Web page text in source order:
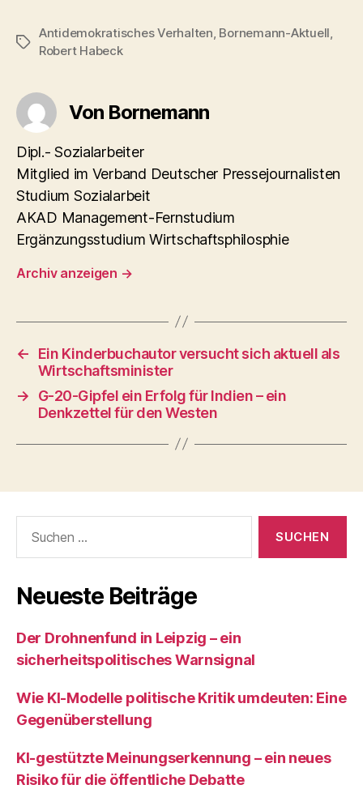
Schlagwörter
Antidemokratisches Verhalten Bornemann-Aktuell
Robert Habeck
Von Bornemann
Dipl.- Sozialarbeiter
Mitglied im Verband Deutscher Pressejournalisten
Studium Sozialarbeit
AKAD Management-Fernstudium
Ergänzungsstudium Wirtschaftsphilosphie
Archiv anzeigen →
←
Ein Kinderbuchautor versucht sich aktuell als
Wirtschaftsminister
→
G-20-Gipfel ein Erfolg für Indien – ein
Denkzettel für den Westen
nach:
Neueste Beiträge
Der Drohnenfund in Leipzig – ein
sicherheitspolitisches Warnsignal
Wie KI‑Modelle politische Kritik umdeuten: Eine
Gegenüberstellung
KI‑gestützte Meinungserkennung – ein neues
Risiko für die öffentliche Debatte